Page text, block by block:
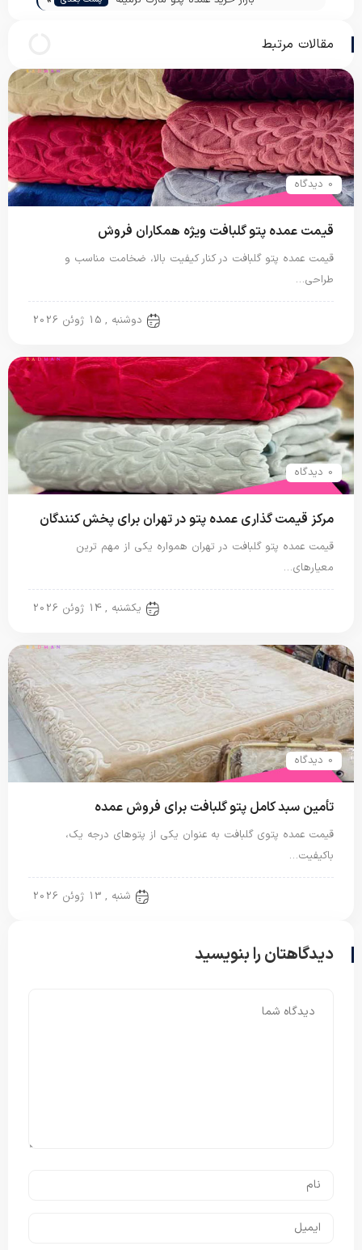
مقالات مرتبط
0 دیدگاه
قیمت عمده پتو گلبافت ویژه همکاران فروش
قیمت عمده پتو گلبافت در کنار کیفیت بالا، ضخامت مناسب و
طراحی…
دوشنبه , 15 ژوئن 2026
0 دیدگاه
مرکز قیمت گذاری عمده پتو در تهران برای پخش کنندگان
قیمت عمده پتو گلبافت در تهران همواره یکی از مهم ترین
معیارهای…
یکشنبه , 14 ژوئن 2026
0 دیدگاه
تأمین سبد کامل پتو گلبافت برای فروش عمده
قیمت عمده پتوی گلبافت به عنوان یکی از پتوهای درجه یک،
باکیفیت…
شنبه , 13 ژوئن 2026
دیدگاهتان را بنویسید